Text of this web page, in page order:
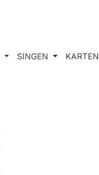
SINGEN KARTEN